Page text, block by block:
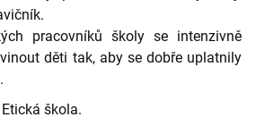
pracovníků školy se intenzivně
děti tak, aby se dobře uplatnily
škola.